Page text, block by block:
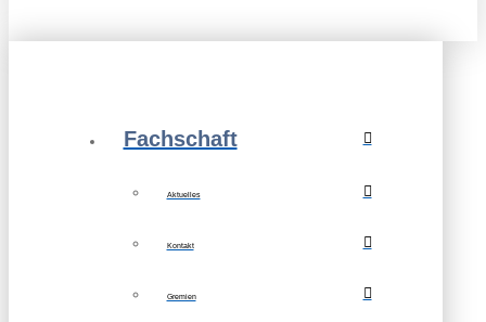
Fachschaft
Aktuelles
Kontakt
Gremien